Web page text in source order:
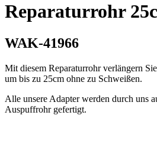
Reparaturrohr
WAK-41966
Mit diesem Reparaturrohr verlängern
um bis zu 25cm ohne zu Schweißen.
Alle unsere Adapter werden durch uns
Auspuffrohr gefertigt.